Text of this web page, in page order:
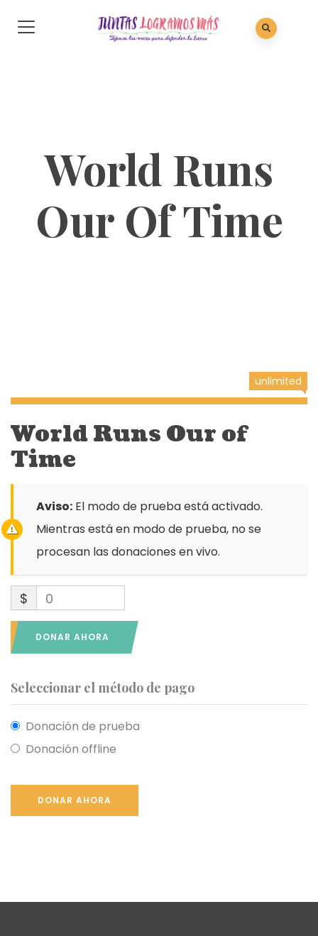
World Runs
Our Of Time
unlimited
World Runs Our of
Time
Aviso: El modo de prueba está activado.
Mientras está en modo de prueba, no se
procesan las donaciones en vivo.
$ 0
DONAR AHORA
Seleccionar el método de pago
Donación de prueba
Donación offline